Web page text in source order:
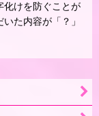
化けを防ぐことが
た内容が「？」